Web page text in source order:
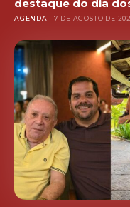
destaque do dia
AGENDA 7 DE AGOSTO DE